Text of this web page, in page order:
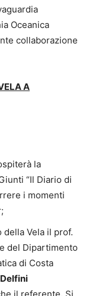
Oceanica
collaborazione
A
la
“Il Diario di
i momenti
Vela il prof.
del Dipartimento
di Costa